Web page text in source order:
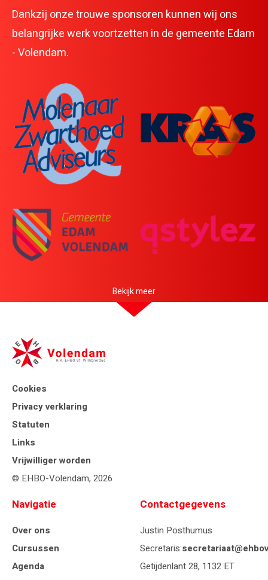
Dankzij onze trouwe sponsoren kunnen wij ons
belangrijke werk voortzetten in de gemeente Edam
- Volendam.
Bekijk meer
Cookies
Privacy verklaring
Statuten
Links
Vrijwilliger worden
© EHBO-Volendam, 2026
Navigatie
Over ons
Cursussen
Agenda
Contactgegevens
Justin Posthumus
Secretaris:
Getijdenlant 28, 1132 ET